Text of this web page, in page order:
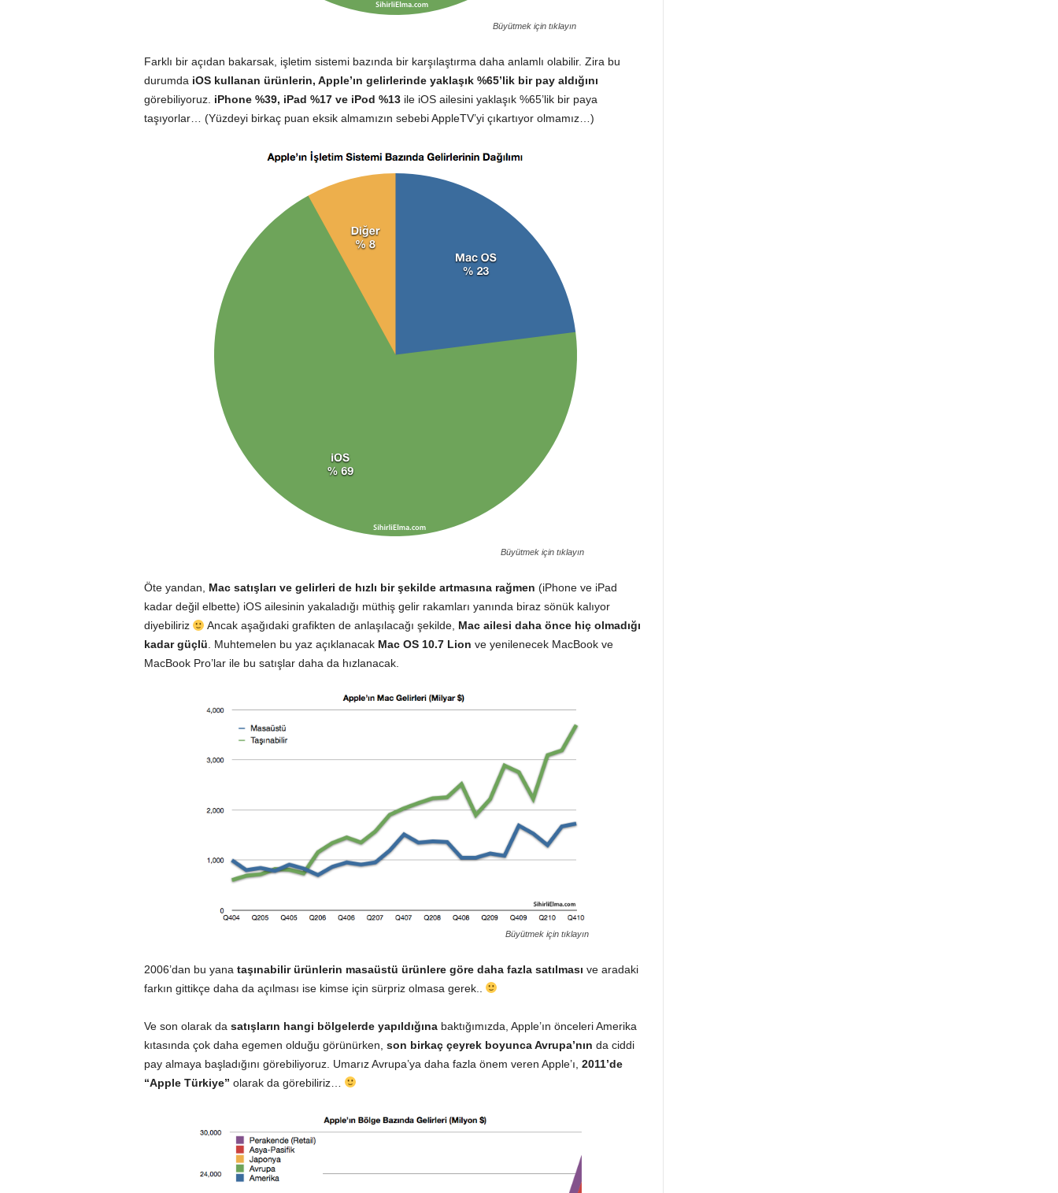
Büyütmek için tıklayın
Farklı bir açıdan bakarsak, işletim sistemi bazında bir karşılaştırma daha anlamlı olabilir. Zira bu
durumda iOS kullanan ürünlerin, Apple’ın gelirlerinde yaklaşık %65’lik bir pay aldığını
görebiliyoruz. iPhone %39, iPad %17 ve iPod %13ile iOS ailesini yaklaşık %65’lik bir paya
taşıyorlar… (Yüzdeyi birkaç puan eksik almamızın sebebi AppleTV’yi çıkartıyor olmamız…)
Büyütmek için tıklayın
Öte yandan, Mac satışları ve gelirleri de hızlı bir şekilde artmasına rağmen (iPhone ve iPad
kadar değil elbette) iOS ailesinin yakaladığı müthiş gelir rakamları yanında biraz sönük kalıyor
diyebiliriz
Ancak aşağıdaki grafikten de anlaşılacağı şekilde, Mac ailesi daha önce hiç olmadığı
kadar güçlü . Muhtemelen bu yaz açıklanacak Mac OS 10.7 Lion ve yenilenecek MacBook ve
MacBook Pro’lar ile bu satışlar daha da hızlanacak.
Büyütmek için tıklayın
2006’dan bu yana taşınabilir ürünlerin masaüstü ürünlere göre daha fazla satılması ve aradaki
farkın gittikçe daha da açılması ise kimse için sürpriz olmasa gerek..
Ve son olarak da satışların hangi bölgelerde yapıldığınabaktığımızda, Apple’ın önceleri Amerika
kıtasında çok daha egemen olduğu görünürken, son birkaç çeyrek boyunca Avrupa’nın da ciddi
pay almaya başladığını görebiliyoruz. Umarız Avrupa’ya daha fazla önem veren Apple’ı, 2011’de
“Apple Türkiye” olarak da görebiliriz…